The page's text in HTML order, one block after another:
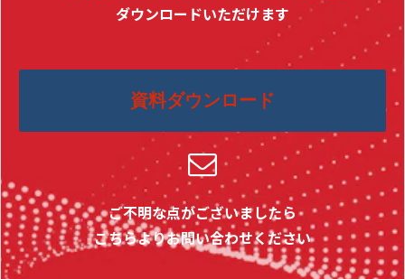
ダウンロードいただけます
資料ダウンロード
ご不明な点がございましたら
こちらよりお問い合わせください